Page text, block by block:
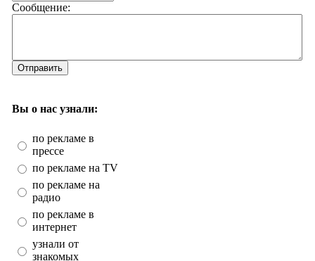
Сообщение:
Отправить
Вы о нас узнали:
по рекламе в
прессе
по рекламе на TV
по рекламе на
радио
по рекламе в
интернет
узнали от
знакомых